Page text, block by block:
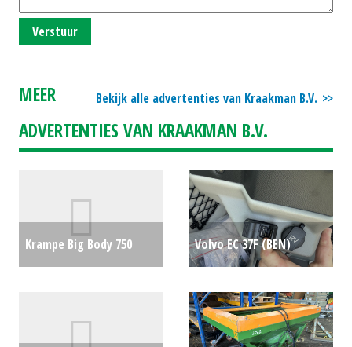
Verstuur
Bekijk alle advertenties van Kraakman B.V.
MEER
ADVERTENTIES VAN KRAAKMAN B.V.
Krampe Big Body 750
Volvo EC 37F (BEN)